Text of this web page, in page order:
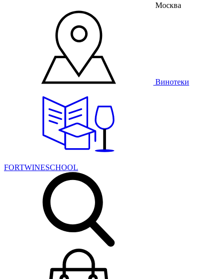
Москва
Винотеки
FORTWINESCHOOL